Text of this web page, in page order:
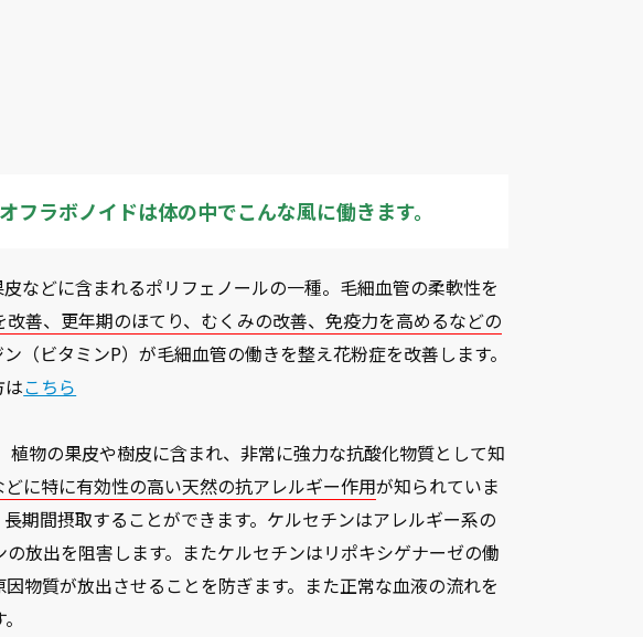
ラボノイドは体の中でこんな風に働きます。
などに含まれるポリフェノールの一種。毛細血管の柔軟性を
善、更年期のほてり、むくみの改善、免疫力を高めるなどの
（ビタミンP）が毛細血管の働きを整え花粉症を改善します。
こちら
植物の果皮や樹皮に含まれ、非常に強力な抗酸化物質として知
に特に有効性の高い天然の抗アレルギー作用が知られていま
期間摂取することができます。ケルセチンはアレルギー系の
放出を阻害します。またケルセチンはリポキシゲナーゼの働
物質が放出させることを防ぎます。また正常な血液の流れを